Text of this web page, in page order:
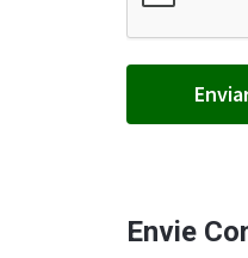
Envie